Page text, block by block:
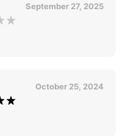
September 27, 2025
October 25, 2024